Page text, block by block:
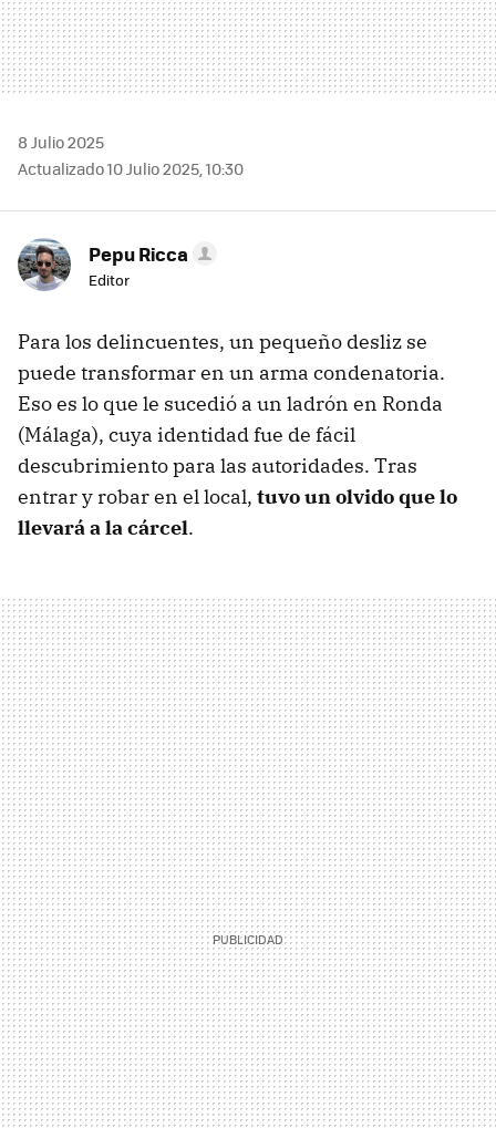
8 Julio 2025
Actualizado 10 Julio 2025, 10:30
Pepu Ricca
Editor
Para los delincuentes, un pequeño desliz se
puede transformar en un arma condenatoria.
Eso es lo que le sucedió a un ladrón en Ronda
(Málaga), cuya identidad fue de fácil
descubrimiento para las autoridades. Tras
entrar y robar en el local, tuvo un olvido que lo
llevará a la cárcel.